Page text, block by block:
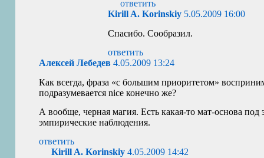
ответить
Kirill A. Korinskiy 5.05.2009 16:00
Спасибо. Сообразил.
ответить
Алексей Лебедев 4.05.2009 13:24
Как всегда, фраза «с большим приоритетом»
подразумевается nice конечно же?
А вообще, черная магия. Есть какая-то мат-основа
эмпирические наблюдения.
ответить
Kirill A. Korinskiy 4.05.2009 14:42